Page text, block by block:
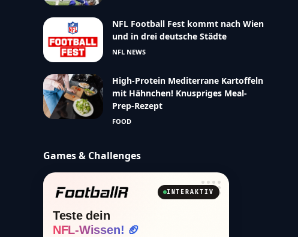
NFL Football Fest kommt nach Wien
und in drei deutsche Städte
NFL NEWS
High-Protein Mediterrane Kartoffeln
mit Hähnchen! Knuspriges Meal-
Prep-Rezept
FOOD
Games & Challenges
INTERAKTIV
Teste dein
NFL-Wissen! 🏈